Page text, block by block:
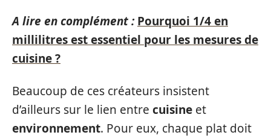
A lire en complément : Pourquoi 1/4 en
millilitres est essentiel pour les mesures de
cuisine ?
Beaucoup de ces créateurs insistent
d’ailleurs sur le lien entre cuisine et
environnement. Pour eux, chaque plat doit